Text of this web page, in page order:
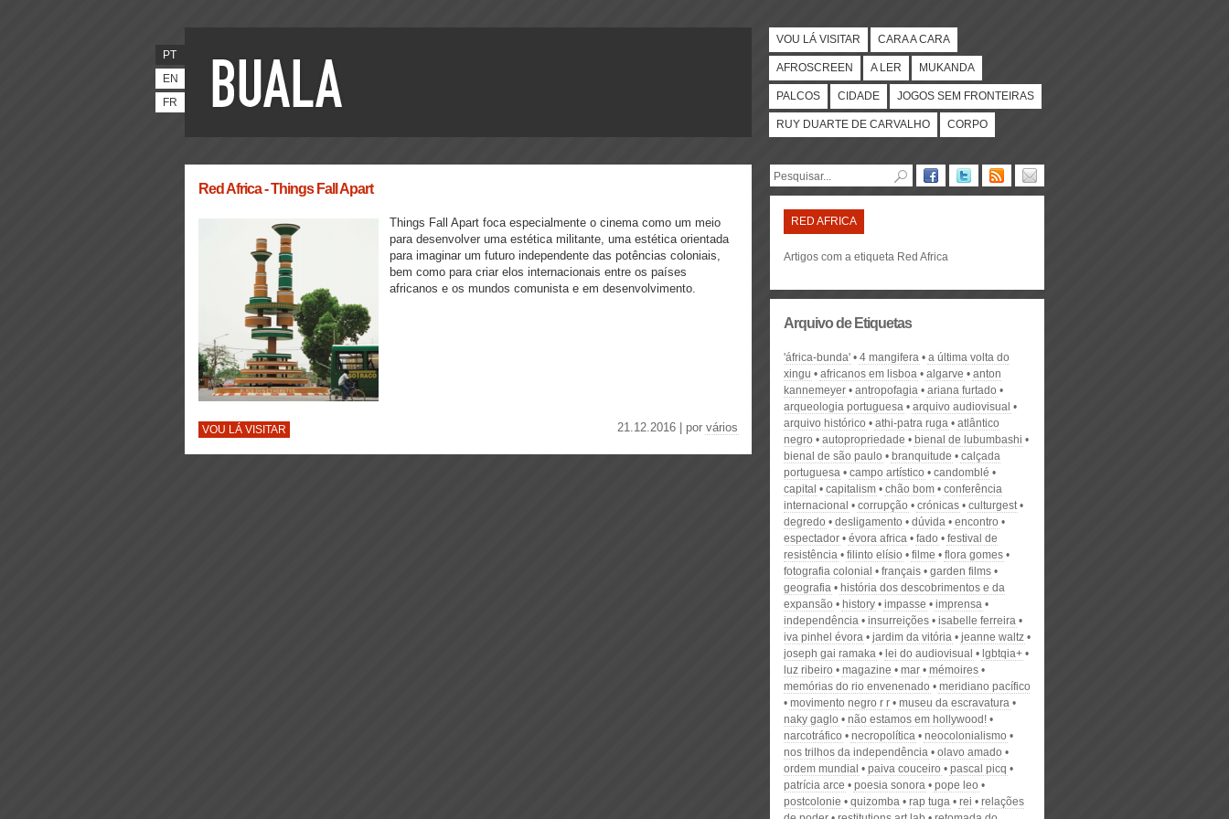
PT
EN
FR
VOU LÁ VISITAR CARA A CARA
AFROSCREEN A LER MUKANDA
PALCOS CIDADE JOGOS SEM FRONTEIRAS
RUY DUARTE DE CARVALHO CORPO
Red Africa - Things Fall Apart
Things Fall Apart foca especialmente o cinema como um meio
para desenvolver uma estética militante, uma estética orientada
para imaginar um futuro independente das potências coloniais,
bem como para criar elos internacionais entre os países
africanos e os mundos comunista e em desenvolvimento.
VOU LÁ VISITAR 21.12.2016 | por vários
RED AFRICA
Artigos com a etiqueta Red Africa
Arquivo de Etiquetas
'áfrica-bunda' 4 mangifera
a última volta do
xingu
africanos em lisboa algarve
anton
kannemeyer
antropofagia
ariana furtado
arqueologia portuguesa
arquivo audiovisual
arquivo histórico
athi-patra ruga
atlântico
negro
autopropriedade
bienal de lubumbashi
bienal de são paulo
branquitude
calçada
portuguesa
campo artístico
candomblé
capital
capitalism chão bom
conferência
internacional
corrupção crónicas
culturgest
degredo
desligamento dúvida
encontro
espectador
évora africa fado
festival de
resistência
filinto elísio filme
flora gomes
fotografia colonial
français
garden films
geografia
história dos descobrimentos e da
expansão
history impasse
imprensa
independência
insurreições
isabelle ferreira
iva pinhel évora
jardim da vitória
jeanne waltz
joseph gai ramaka
lei do audiovisual
lgbtqia+
luz ribeiro
magazine mar
mémoires
memórias do rio envenenado
meridiano pacífico
movimento negro r r
museu da escravatura
naky gaglo
não estamos em hollywood!
narcotráfico
necropolítica
neocolonialismo
nos trilhos da independência
olavo amado
ordem mundial
paiva couceiro
pascal picq
patrícia arce
poesia sonora
pope leo
postcolonie
quizomba rap tuga rei
relações